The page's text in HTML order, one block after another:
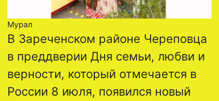
Мурал
В Зареченском районе Череповца
в преддверии Дня семьи, любви и
верности, который отмечается в
России 8 июля, появился новый